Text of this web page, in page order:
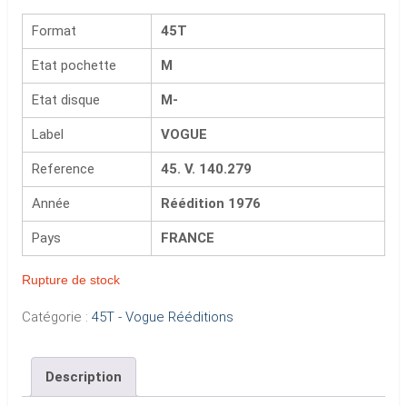
Format 45T
Etat pochette M
Etat disque M-
Label VOGUE
Reference 45. V. 140.279
Année Réédition 1976
Pays FRANCE
Rupture de stock
Catégorie : 45T - Vogue Rééditions
Description